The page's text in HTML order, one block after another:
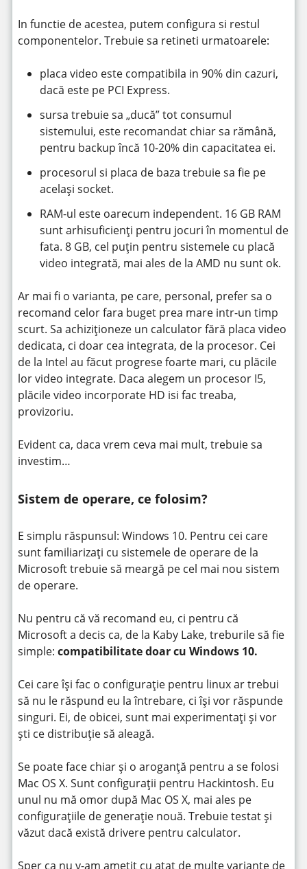
In functie de acestea, putem configura si restul
componentelor. Trebuie sa retineti urmatoarele:
placa video este compatibila in 90% din cazuri,
dacă este pe PCI Express.
sursa trebuie sa „ducă” tot consumul
sistemului, este recomandat chiar sa rămână,
pentru backup încă 10-20% din capacitatea ei.
procesorul si placa de baza trebuie sa fie pe
același socket.
RAM-ul este oarecum independent. 16 GB RAM
sunt arhisuficienți pentru jocuri în momentul de
fata. 8 GB, cel puțin pentru sistemele cu placă
video integrată, mai ales de la AMD nu sunt ok.
Ar mai fi o varianta, pe care, personal, prefer sa o
recomand celor fara buget prea mare intr-un timp
scurt. Sa achiziționeze un calculator fără placa video
dedicata, ci doar cea integrata, de la procesor. Cei
de la Intel au făcut progrese foarte mari, cu plăcile
lor video integrate. Daca alegem un procesor I5,
plăcile video incorporate HD isi fac treaba,
provizoriu.
Evident ca, daca vrem ceva mai mult, trebuie sa
investim…
Sistem de operare, ce folosim?
E simplu răspunsul: Windows 10. Pentru cei care
sunt familiarizați cu sistemele de operare de la
Microsoft trebuie să meargă pe cel mai nou sistem
de operare.
Nu pentru că vă recomand eu, ci pentru că
Microsoft a decis ca, de la Kaby Lake, treburile să fie
simple: compatibilitate doar cu Windows 10.
Cei care își fac o configurație pentru linux ar trebui
să nu le răspund eu la întrebare, ci își vor răspunde
singuri. Ei, de obicei, sunt mai experimentați și vor
ști ce distribuție să aleagă.
Se poate face chiar și o aroganță pentru a se folosi
Mac OS X. Sunt configurații pentru Hackintosh. Eu
unul nu mă omor după Mac OS X, mai ales pe
configurațiile de generație nouă. Trebuie testat și
văzut dacă există drivere pentru calculator.
Sper ca nu v-am ametit cu atat de multe variante de